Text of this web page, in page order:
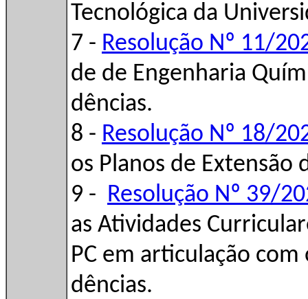
Tecnológica da
7 - Resolução Nº 11/
de de Engenharia
dências.
8 - Resolução Nº 18/
os Planos de Extensão
9 - Resolução Nº 39/
as Atividades
PC em articulação com
dências.